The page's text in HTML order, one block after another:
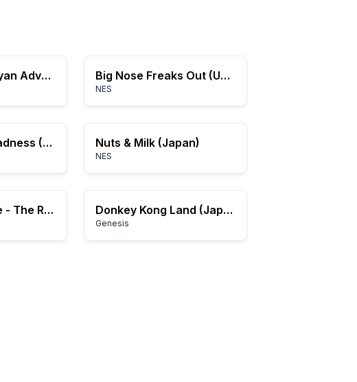
Pitfall - The Mayan Adventure (USA) Big Nose Freaks Out (USA) (Unl)
NES
M&M's Minis Madness (USA) Nuts & Milk (Japan)
NES
Flintstones, The - The Rescue of Dino & Hoppy (USA) Donkey Kong Land (Japan)
Genesis